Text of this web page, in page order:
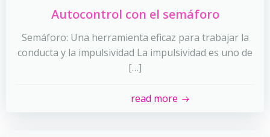
Autocontrol con el semáforo
Semáforo: Una herramienta eficaz para trabajar la
conducta y la impulsividad La impulsividad es uno de
[…]
read more